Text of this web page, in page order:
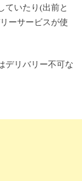
ていたり(出前と
ーサービスが使
デリバリー不可な